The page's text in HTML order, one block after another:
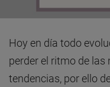
Hoy en día todo
perder el ritmo de
tendencias, por ello